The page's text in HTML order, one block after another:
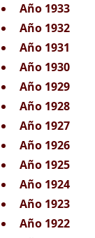
Año 1933
Año 1932
Año 1931
Año 1930
Año 1929
Año 1928
Año 1927
Año 1926
Año 1925
Año 1924
Año 1923
Año 1922